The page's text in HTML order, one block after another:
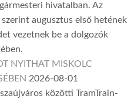
hivatalban. Az
augusztus első hetének
vezetnek be a dolgozók
NYITHAT MISKOLC
2026-08-01
közötti TramTrain-